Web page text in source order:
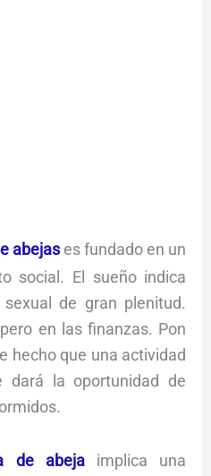
abejases fundado en un
social. El sueño indica
de gran plenitud.
en las finanzas. Pon
hecho que una actividad
la oportunidad de
de abejaimplica una